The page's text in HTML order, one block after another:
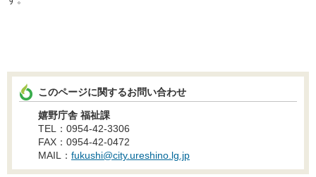
このページに関するお問い合わせ
嬉野庁舎 福祉課
TEL：0954-42-3306
FAX：0954-42-0472
MAIL： fukushi@city.ureshino.lg.jp